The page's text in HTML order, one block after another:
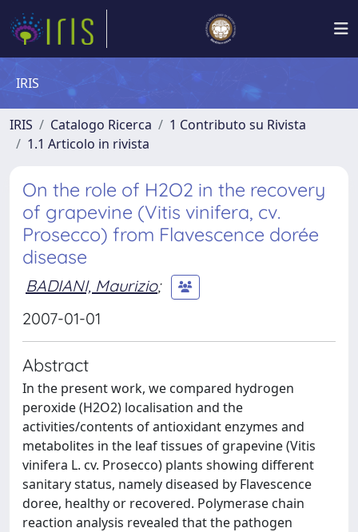
IRIS
IRIS Catalogo Ricerca
1 Contributo su Rivista
1.1 Articolo in rivista
On the role of H2O2 in the recovery
of grapevine (Vitis vinifera, cv.
Prosecco) from Flavescence dorée
disease
BADIANI, Maurizio;
2007-01-01
Abstract
In the present work, we compared hydrogen
peroxide (H2O2) localisation and the
activities/contents of antioxidant enzymes and
metabolites in the leaf tissues of grapevine (Vitis
vinifera L. cv. Prosecco) plants showing different
sanitary status, namely diseased by Flavescence
doree, healthy or recovered. Polymerase chain
reaction analysis revealed that the pathogen